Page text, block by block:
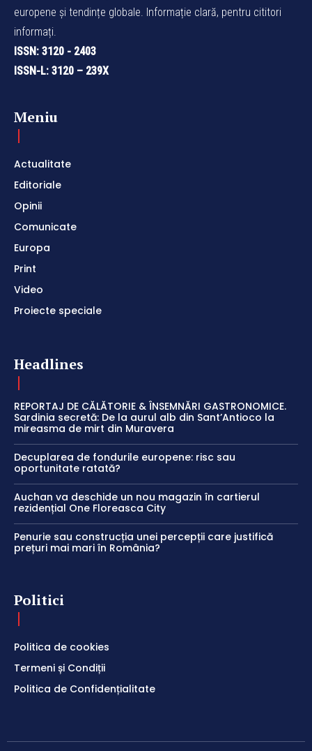
europene și tendințe globale. Informație clară, pentru cititori
informați.
ISSN: 3120 - 2403
ISSN-L: 3120 – 239X
Meniu
Actualitate
Editoriale
Opinii
Comunicate
Europa
Print
Video
Proiecte speciale
Headlines
REPORTAJ DE CĂLĂTORIE & ÎNSEMNĂRI GASTRONOMICE.
Sardinia secretă: De la aurul alb din Sant’Antioco la
mireasma de mirt din Muravera
Decuplarea de fondurile europene: risc sau
oportunitate ratată?
Auchan va deschide un nou magazin în cartierul
rezidențial One Floreasca City
Penurie sau construcția unei percepții care justifică
prețuri mai mari în România?
Politici
Politica de cookies
Termeni și Condiții
Politica de Confidențialitate